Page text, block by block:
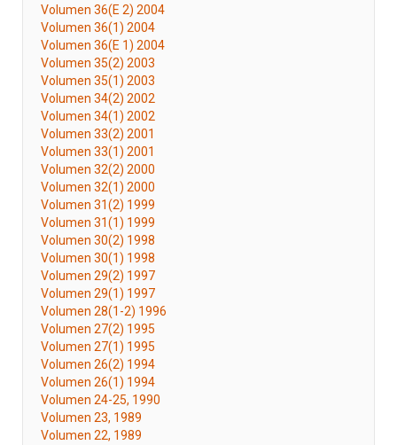
Volumen 36(E 2) 2004
Volumen 36(1) 2004
Volumen 36(E 1) 2004
Volumen 35(2) 2003
Volumen 35(1) 2003
Volumen 34(2) 2002
Volumen 34(1) 2002
Volumen 33(2) 2001
Volumen 33(1) 2001
Volumen 32(2) 2000
Volumen 32(1) 2000
Volumen 31(2) 1999
Volumen 31(1) 1999
Volumen 30(2) 1998
Volumen 30(1) 1998
Volumen 29(2) 1997
Volumen 29(1) 1997
Volumen 28(1-2) 1996
Volumen 27(2) 1995
Volumen 27(1) 1995
Volumen 26(2) 1994
Volumen 26(1) 1994
Volumen 24-25, 1990
Volumen 23, 1989
Volumen 22, 1989